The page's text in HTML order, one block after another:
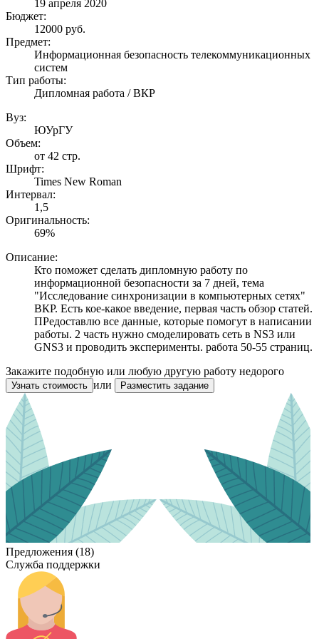
19 апреля 2020
Бюджет:
12000 руб.
Предмет:
Информационная безопасность телекоммуникационных
систем
Тип работы:
Дипломная работа / ВКР
Вуз:
ЮУрГУ
Объем:
от 42 стр.
Шрифт:
Times New Roman
Интервал:
1,5
Оригинальность:
69%
Описание:
Кто поможет сделать дипломную работу по
информационной безопасности за 7 дней, тема
"Исследование синхронизации в компьютерных сетях"
ВКР. Есть кое-какое введение, первая часть обзор статей.
ПРедоставлю все данные, которые помогут в написании
работы. 2 часть нужно смоделировать сеть в NS3 или
GNS3 и проводить эксперименты. работа 50-55 страниц.
Закажите подобную или любую другую работу недорого
Узнать стоимость или Разместить задание
Предложения (18)
Служба поддержки